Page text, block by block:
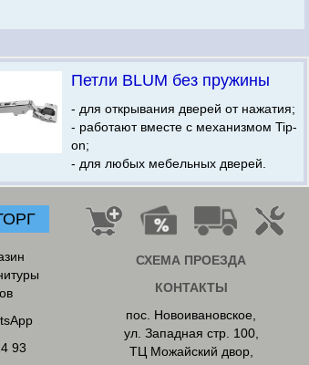
Петли BLUM без пружины
- для открывания дверей от нажатия;
- работают вместе с механизмом Tip-
on;
- для любых мебельных дверей.
93
СХЕМА ПРОЕЗДА
КОНТАКТЫ
пос. Новоивановское
ул. Западная стр. 100,
ТЦ Можайский двор,